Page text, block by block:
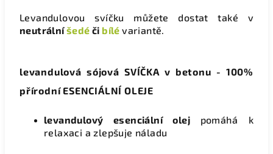
Levandulovou svíčku můžete dostat také v
neutrálníšedé či bílé variantě.
levandulová sójová SVÍČKA v betonu - 100%
přírodní ESENCIÁLNÍ OLEJE
levandulový esenciální olej pomáhá k
relaxaci a zlepšuje náladu